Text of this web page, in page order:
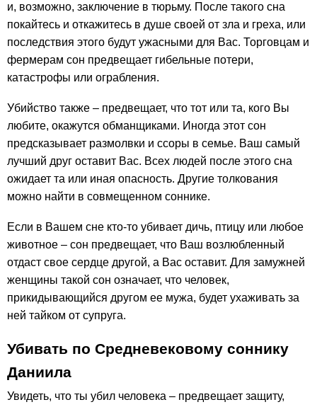
и, возможно, заключение в тюрьму. После такого сна
покайтесь и откажитесь в душе своей от зла и греха, или
последствия этого будут ужасными для Вас. Торговцам и
фермерам сон предвещает гибельные потери,
катастрофы или ограбления.
Убийство также – предвещает, что тот или та, кого Вы
любите, окажутся обманщиками. Иногда этот сон
предсказывает размолвки и ссоры в семье. Ваш самый
лучший друг оставит Вас. Всех людей после этого сна
ожидает та или иная опасность. Другие толкования
можно найти в совмещенном соннике.
Если в Вашем сне кто-то убивает дичь, птицу или любое
животное – сон предвещает, что Ваш возлюбленный
отдаст свое сердце другой, а Вас оставит. Для замужней
женщины такой сон означает, что человек,
прикидывающийся другом ее мужа, будет ухаживать за
ней тайком от супруга.
Убивать по Средневековому соннику
Даниила
Увидеть, что ты убил человека – предвещает защиту,